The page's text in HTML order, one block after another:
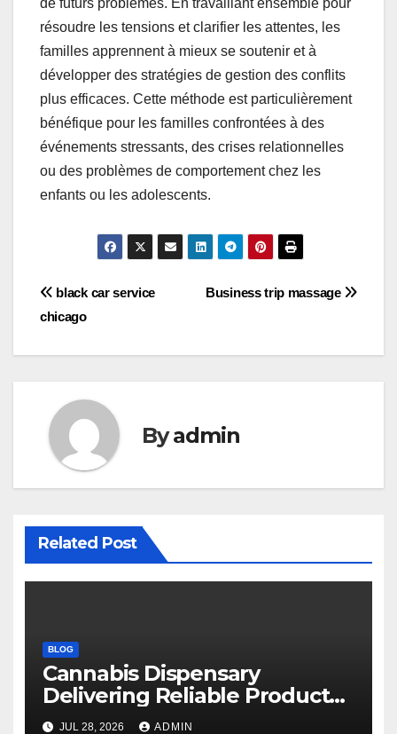
de futurs problèmes. En travaillant ensemble pour
résoudre les tensions et clarifier les attentes, les
familles apprennent à mieux se soutenir et à
développer des stratégies de gestion des conflits
plus efficaces. Cette méthode est particulièrement
bénéfique pour les familles confrontées à des
événements stressants, des crises relationnelles
ou des problèmes de comportement chez les
enfants ou les adolescents.
Post
navigation
Business trip massage
black car service
chicago
Byadmin
Related Post
BLOG
Cannabis Dispensary
Delivering Reliable Products
Every Time
JUL 28, 2026 ADMIN